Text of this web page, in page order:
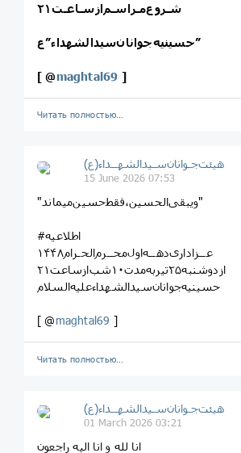
شـروع‌مـراسـم‌ازسـاعـت۲۱
حسینیه‌جوانان‌سیدالشهداء”ع”
[@maghtal69 ]
Читать полностью…
هیئت‌جـوانان‌سـیدالشهــداء(ع)
15 June 2026 07:53
"ویبقی‌الحسین‌،فقط‌حسین‌میماند"
#اطلاعیه
عــزاداری‌دهــه‌اول‌محــرم‌الحـرام۱۴۴۸
ازدوشنبه‌۲۵‌تیربه‌مدت۱۰شب‌ازساعت۲۱
حسینیه‌جوانان‌سیدالشهداءعلیه‌السلام
[ @maghtal69 ]
Читать полностью…
هیئت‌جـوانان‌سـیدالشهــداء(ع)
01 March 2026 03:21
انا لله و انا الیه راجعون